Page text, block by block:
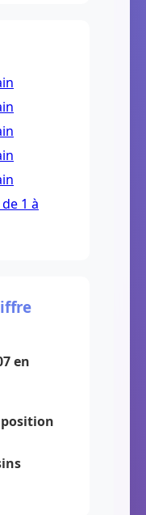
1 à
en